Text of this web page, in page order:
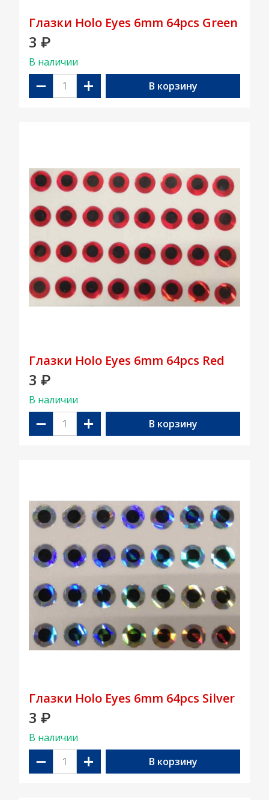
Глазки Holo Eyes 6mm 64pcs Green
3 ₽
В наличии
− + В корзину
Глазки Holo Eyes 6mm 64pcs Red
3 ₽
В наличии
− + В корзину
Глазки Holo Eyes 6mm 64pcs Silver
3 ₽
В наличии
− + В корзину